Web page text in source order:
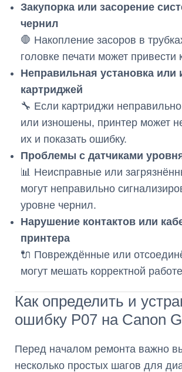
Закупорка или засорение
чернил
🛑 Накопление засоров в
головке печати может привести
Неправильная установка или
картриджей
🔧 Если картриджи
или изношены, принтер может
их и показать ошибку.
Проблемы с датчиками
📊 Неисправные или
могут неправильно
уровне чернил.
Нарушение контактов или
принтера
🔌 Повреждённые или
могут мешать корректной
Как определить и
ошибку P07 на Canon
Перед началом ремонта важно
несколько простых шагов для